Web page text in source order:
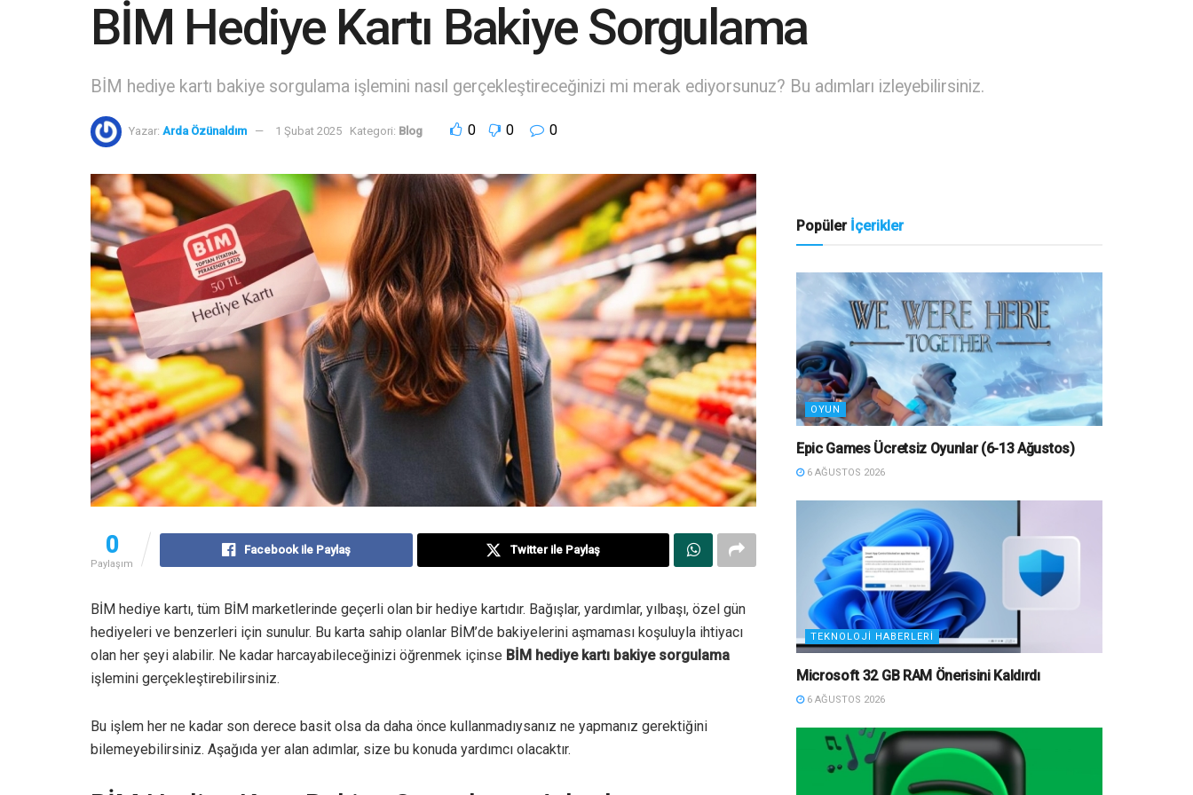
BİM Hediye Kartı Bakiye Sorgulama
BİM hediye kartı bakiye sorgulama işlemini nasıl gerçekleştireceğinizi mi merak ediyorsunuz? Bu adımları izleyebilirsiniz.
Yazar: Arda Özünaldım 1 Şubat 2025 Kategori: Blog 0 0 0
0
Paylaşım
Facebook ile Paylaş Twitter ile Paylaş
BİM hediye kartı, tüm BİM marketlerinde geçerli olan bir hediye kartıdır. Bağışlar, yardımlar, yılbaşı, özel gün
hediyeleri ve benzerleri için sunulur. Bu karta sahip olanlar BİM’de bakiyelerini aşmaması koşuluyla ihtiyacı
olan her şeyi alabilir. Ne kadar harcayabileceğinizi öğrenmek içinse BİM hediye kartı bakiye sorgulama
işlemini gerçekleştirebilirsiniz.
Bu işlem her ne kadar son derece basit olsa da daha önce kullanmadıysanız ne yapmanız gerektiğini
bilemeyebilirsiniz. Aşağıda yer alan adımlar, size bu konuda yardımcı olacaktır.
Popüler İçerikler
OYUN
Epic Games Ücretsiz Oyunlar (6-13 Ağustos)
6 AĞUSTOS 2026
TEKNOLOJI HABERLERI
Microsoft 32 GB RAM Önerisini Kaldırdı
6 AĞUSTOS 2026